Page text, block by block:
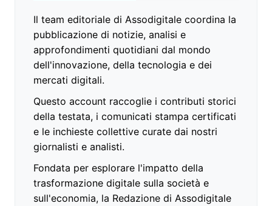
Il team editoriale di Assodigitale coordina la
pubblicazione di notizie, analisi e
approfondimenti quotidiani dal mondo
dell'innovazione, della tecnologia e dei
mercati digitali.
Questo account raccoglie i contributi storici
della testata, i comunicati stampa certificati
e le inchieste collettive curate dai nostri
giornalisti e analisti.
Fondata per esplorare l'impatto della
trasformazione digitale sulla società e
sull'economia, la Redazione di Assodigitale